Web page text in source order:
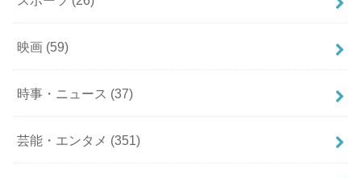
映画 (59)
時事・ニュース (37)
芸能・エンタメ (351)